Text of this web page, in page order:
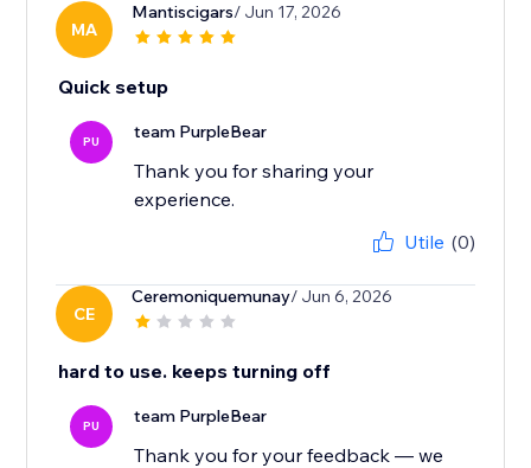
MA
Mantiscigars/ Jun 17, 2026
Quick setup
PU team PurpleBear
Thank you for sharing your
experience.
Utile (0)
CE
Ceremoniquemunay/ Jun 6, 2026
hard to use. keeps turning off
PU team PurpleBear
Thank you for your feedback — we